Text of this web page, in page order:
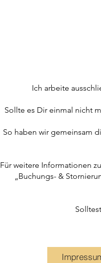
Ich arbeite
Sollte es Dir einmal nicht
So haben wir gemeinsam
Für weitere Informationen
„Buchungs- &